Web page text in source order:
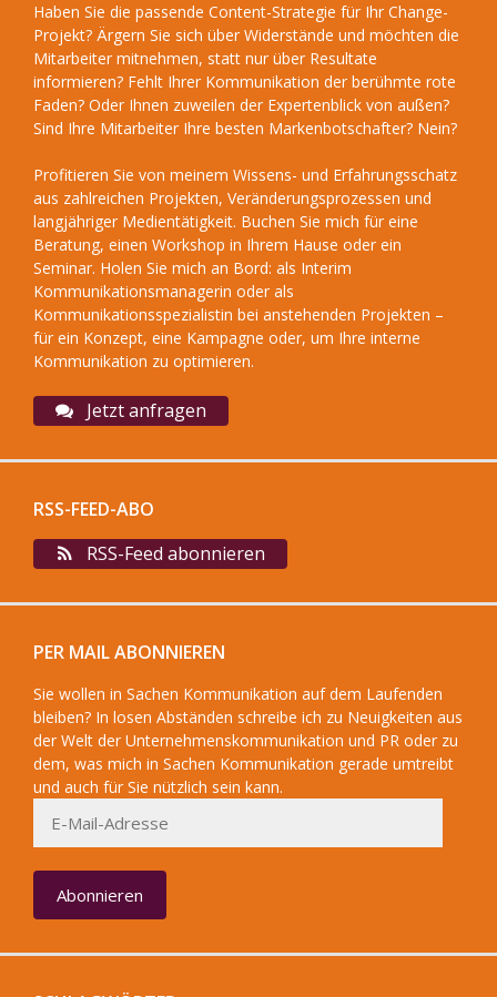
Haben Sie die passende Content-Strategie für Ihr Change-
Projekt? Ärgern Sie sich über Widerstände und möchten die
Mitarbeiter mitnehmen, statt nur über Resultate
informieren? Fehlt Ihrer Kommunikation der berühmte rote
Faden? Oder Ihnen zuweilen der Expertenblick von außen?
Sind Ihre Mitarbeiter Ihre besten Markenbotschafter? Nein?
Profitieren Sie von meinem Wissens- und Erfahrungsschatz
aus zahlreichen Projekten, Veränderungsprozessen und
langjähriger Medientätigkeit. Buchen Sie mich für eine
Beratung, einen Workshop in Ihrem Hause oder ein
Seminar. Holen Sie mich an Bord: als Interim
Kommunikationsmanagerin oder als
Kommunikationsspezialistin bei anstehenden Projekten –
für ein Konzept, eine Kampagne oder, um Ihre interne
Kommunikation zu optimieren.
Jetzt anfragen
RSS-FEED-ABO
RSS-Feed abonnieren
PER MAIL ABONNIEREN
Sie wollen in Sachen Kommunikation auf dem Laufenden
bleiben? In losen Abständen schreibe ich zu Neuigkeiten aus
der Welt der Unternehmenskommunikation und PR oder zu
dem, was mich in Sachen Kommunikation gerade umtreibt
und auch für Sie nützlich sein kann.
Mail-
Abonnieren